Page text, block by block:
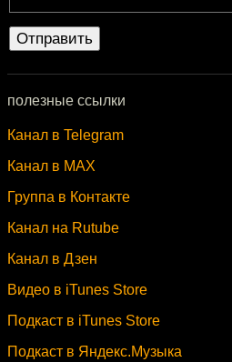
полезные ссылки
Канал в Telegram
Канал в MAX
Группа в Контакте
Канал на Rutube
Канал в Дзен
Видео в iTunes Store
Подкаст в iTunes Store
Подкаст в Яндекс.Музыка